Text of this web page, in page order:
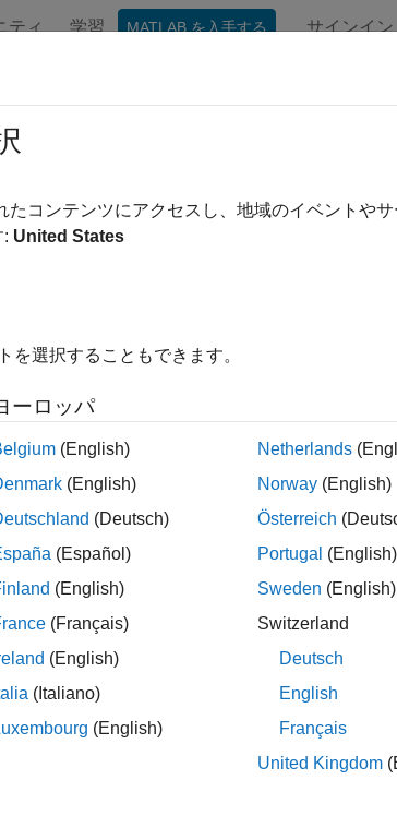
ティ 学習 MATLAB を入手する サインイン
ジは機械翻訳を使用して翻訳されました。最新
八木宇田アンテナのサロ
Computing Toolbox Parallel Computing Toolbox
は、サロゲート最適化ソルバーを使用してアン
アンテナの形状を定義するパラメーターに大き
アンテナは、商業および軍事分野のさまざまな
周波数範囲のテレビ信号を受信できます[1]。八
の単一の駆動素子を持ち、その周囲に複数の受
と導波器を形成します。これらの名前は、駆
駆動素子の後ろ、アンテナ放射のバックローブ
、メインビームが形成される方向にあります。
ラメーター
パラメーターをVHF帯域の中心に指定します 。
たコンテンツにアクセスし、地域のイベントや
: United States
を選択することもできます。
ーロッパ
(English)
(English)
(Deutsch)
(Español)
(English)
(Français)
(English)
(Italiano)
(English)
Netherlands
Norway (English)
Österreich
Portugal (English)
Sweden (English)
Switzerland
Deutsch
English
Français
United Kingdom